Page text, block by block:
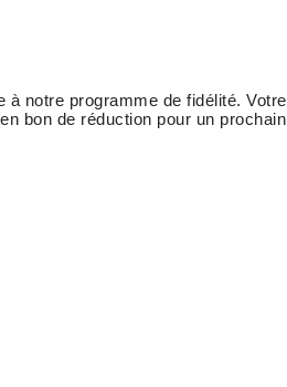
à notre programme de fidélité. Votre
bon de réduction pour un prochain